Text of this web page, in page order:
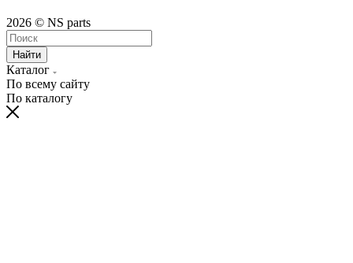
2026 © NS parts
Найти
Каталог
По всему сайту
По каталогу